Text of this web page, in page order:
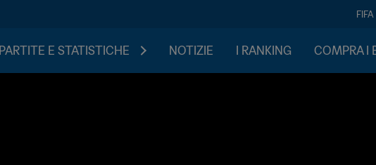
PARTITE E STATISTICHE NOTIZIE I RANKING COMPRA I